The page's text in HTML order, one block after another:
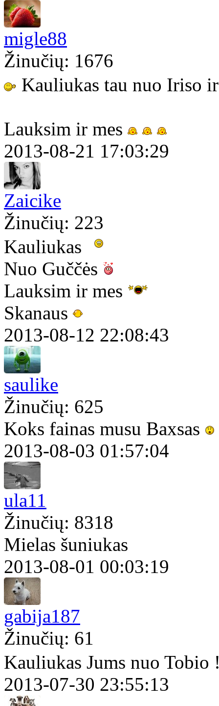
migle88
Žinučių: 1676
Kauliukas tau nuo Iriso
Lauksim ir mes
2013-08-21 17:03:29
Zaicike
Žinučių: 223
Kauliukas
Nuo Guččės
Lauksim ir mes
Skanaus
2013-08-12 22:08:43
saulike
Žinučių: 625
Koks fainas musu Baxsas
2013-08-03 01:57:04
ula11
Žinučių: 8318
Mielas šuniukas
2013-08-01 00:03:19
gabija187
Žinučių: 61
Kauliukas Jums nuo
2013-07-30 23:55:13